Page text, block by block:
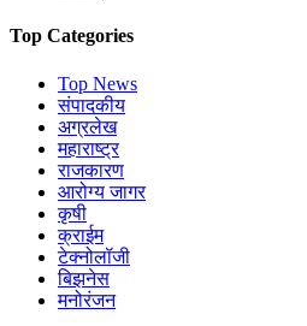
Top Categories
Top News
संपादकीय
अग्रलेख
महाराष्ट्र
राजकारण
आरोग्य जागर
कृषी
क्राईम
टेक्नोलॉजी
बिझनेस
मनोरंजन